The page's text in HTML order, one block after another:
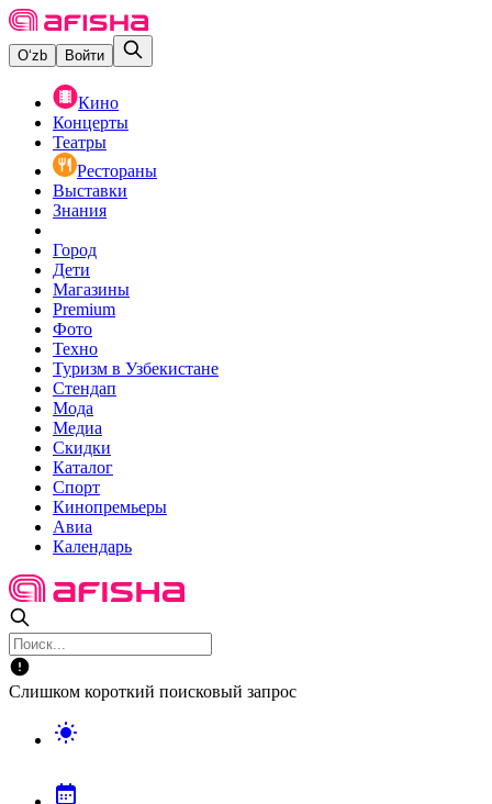
O‘zb Войти
Кино
Концерты
Театры
Рестораны
Выставки
Знания
Город
Дети
Магазины
Premium
Фото
Техно
Туризм в Узбекистане
Стендап
Мода
Медиа
Скидки
Каталог
Спорт
Кинопремьеры
Авиа
Календарь
Слишком короткий поисковый запрос